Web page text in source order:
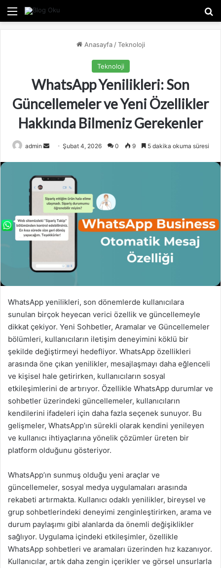
Menü
Anasayfa / Teknoloji
Teknoloji
WhatsApp Yenilikleri: Son
Güncellemeler ve Yeni Özellikler
Hakkında Bilmeniz Gerekenler
admin
B
e
-
p
o
s
t
g
n
d
e
r
m
e
Şubat 4, 2026 0 9 5 dakika okuma süresi
WhatsApp yenilikleri, son dönemlerde kullanıcılara
sunulan birçok heyecan verici özellik ve güncellemeyle
dikkat çekiyor. Yeni Sohbetler, Aramalar ve Güncellemeler
bölümleri, kullanıcıların iletişim deneyimini köklü bir
şekilde değiştirmeyi hedefliyor. WhatsApp özellikleri
arasında öne çıkan yenilikler, mesajlaşmayı daha eğlenceli
ve kişisel hale getirirken, kullanıcıların sosyal
etkileşimlerini de artırıyor. Özellikle WhatsApp durumlar ve
sohbetler üzerindeki güncellemeler, kullanıcıların
kendilerini ifadeleri için daha fazla seçenek sunuyor. Bu
gelişmeler, WhatsApp’ın sürekli olarak kendini yenileyen
ve kullanıcı ihtiyaçlarına yönelik çözümler üreten bir
platform olduğunu gösteriyor.
WhatsApp’ın sunmuş olduğu yeni araçlar ve
güncellemeler, sosyal medya uygulamaları arasında
rekabeti artırmakta. Kullanıcı odaklı yenilikler, bireysel ve
grup sohbetlerindeki deneyimi zenginleştirirken, arama ve
durum paylaşımı gibi alanlarda da önemli değişiklikler
sağlıyor. Uygulama içindeki etkileşimler, özellikle
WhatsApp sohbetleri ve aramaları üzerinden hız kazanıyor.
Kullanıcılar, artık daha zengin içerikler ve görsel unsurlarla